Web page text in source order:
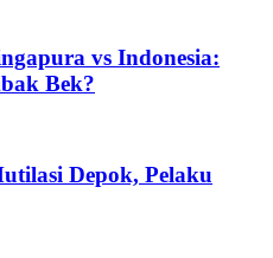
vs Indonesia:
Bek?
Depok, Pelaku